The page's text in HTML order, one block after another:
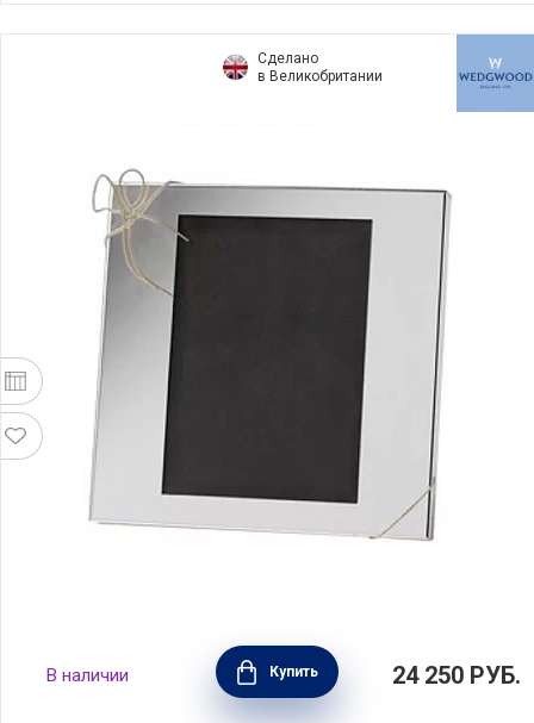
Сделано
в Великобритании
Фоторамка Vera Wang Love Knots 13x18 см,
материал металл + стекло, Wedgwood,
Великобритания, 54735805754
В наличии Купить 24 250 РУБ.